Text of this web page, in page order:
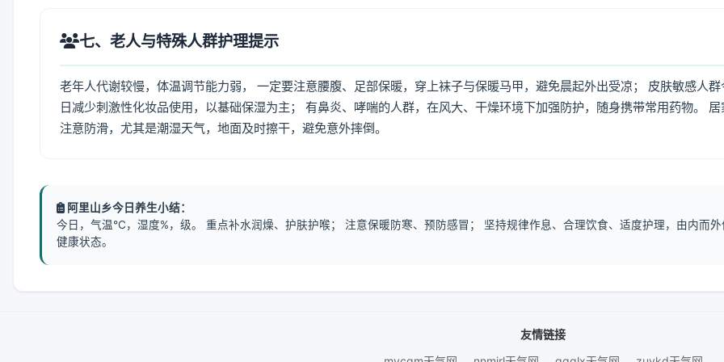
七、老人与特殊人群护理提示
老年人代谢较慢，体温调节能力弱， 一定要注意腰腹、足部保暖，穿上袜子与保暖马甲，避免晨起外出受凉； 皮肤敏感人群
日减少刺激性化妆品使用，以基础保湿为主； 有鼻炎、哮喘的人群，在风大、干燥环境下加强防护，随身携带常用药物。 居
注意防滑，尤其是潮湿天气，地面及时擦干，避免意外摔倒。
阿里山乡今日养生小结：
今日，气温℃，湿度%，级。 重点补水润燥、护肤护喉； 注意保暖防寒、预防感冒； 坚持规律作息、合理饮食、适度护理，由内而外
健康状态。
友情链接